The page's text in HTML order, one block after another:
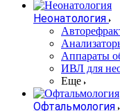
Неонатология
Аппараты
ИВЛ для
Еще
Офтальмология